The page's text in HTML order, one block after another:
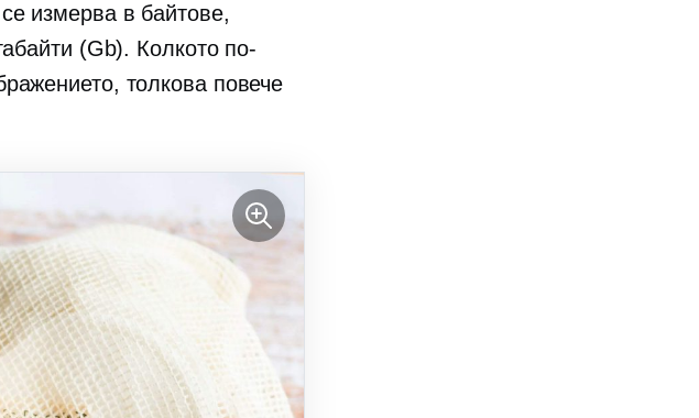
измерва в байтове,
(Gb). Колкото по-
толкова повече